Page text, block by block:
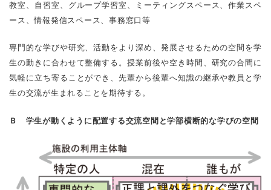
教室、自習室、グループ学習室、ミーティングスペース、作業スペ
ース、情報発信スペース、事務窓口等
専門的な学びや研究、活動をより深め、発展させるための空間を学
生の動きに合わせて整備する。授業前後や空き時間、研究の合間に
気軽に立ち寄ることができ、先輩から後輩へ知識の継承や教員と学
生の交流が生まれることを期待する。
Ｂ 学生が動くように配置する交流空間と学部横断的な学びの空間